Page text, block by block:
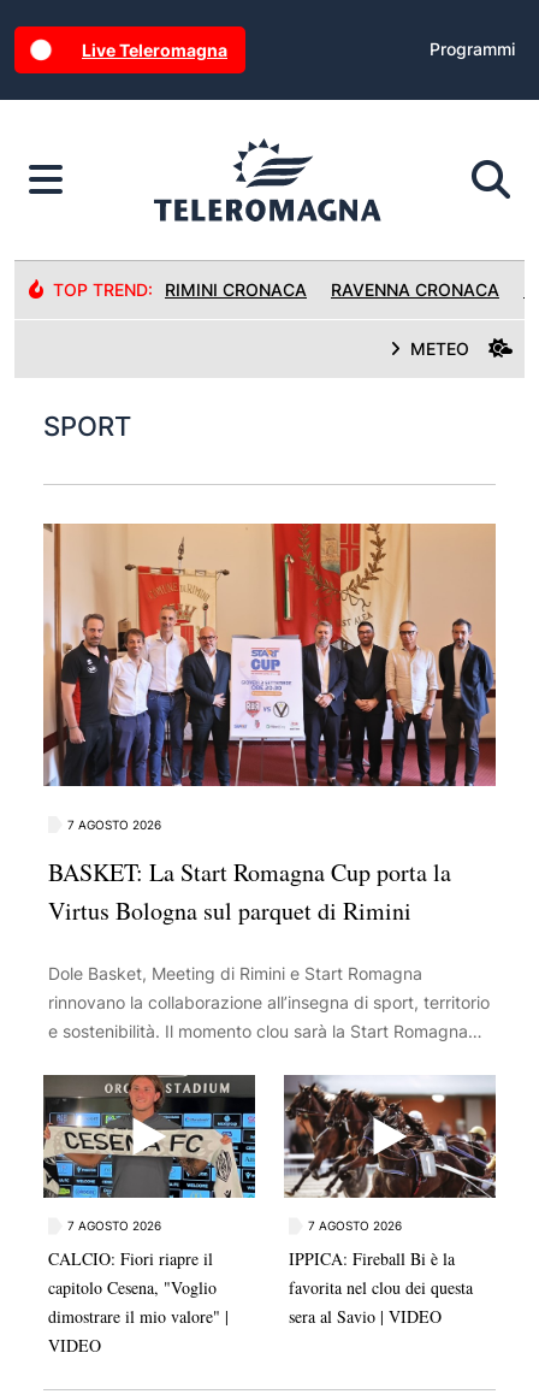
Live Teleromagna Programmi
TOP TREND: RIMINI CRONACA RAVENNA CRONACA
METEO
SPORT
7 AGOSTO 2026
BASKET: La Start Romagna Cup porta la
Virtus Bologna sul parquet di Rimini
Dole Basket, Meeting di Rimini e Start Romagna
rinnovano la collaborazione all’insegna di sport, territorio
e sostenibilità. Il momento clou sarà la Start Romagna
Virtus Bologna.
7 AGOSTO 2026
CALCIO: Fiori riapre il
capitolo Cesena, "Voglio
dimostrare il mio valore" |
VIDEO
7 AGOSTO 2026
IPPICA: Fireball Bi è la
favorita nel clou dei questa
sera al Savio | VIDEO